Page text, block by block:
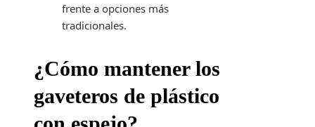
frente a opciones más
tradicionales.
¿Cómo mantener los
gaveteros de plástico